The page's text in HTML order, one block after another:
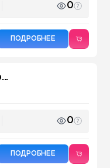
0
ПОДРОБНЕЕ
0
ПОДРОБНЕЕ